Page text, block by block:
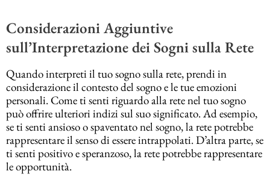
Considerazioni Aggiuntive
sull’Interpretazione dei Sogni sulla Rete
Quando interpreti il tuo sogno sulla rete, prendi in
considerazione il contesto del sogno e le tue emozioni
personali. Come ti senti riguardo alla rete nel tuo sogno
può offrire ulteriori indizi sul suo significato. Ad esempio,
se ti senti ansioso o spaventato nel sogno, la rete potrebbe
rappresentare il senso di essere intrappolati. D’altra parte, se
ti senti positivo e speranzoso, la rete potrebbe rappresentare
le opportunità.